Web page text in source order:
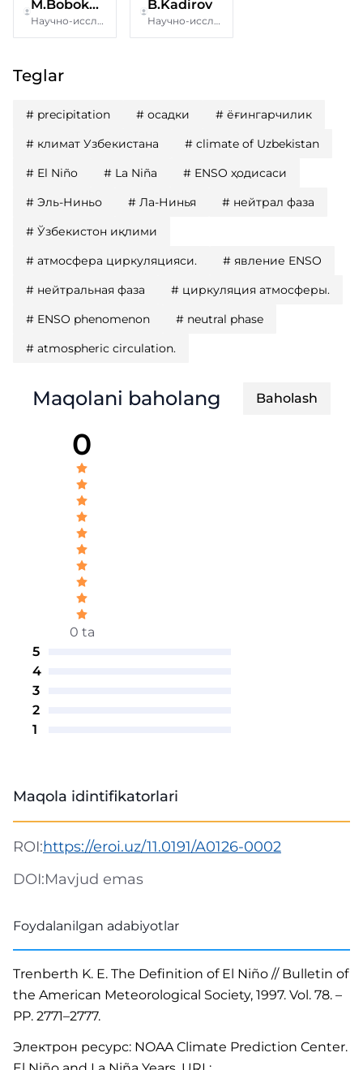
M.Bobokhonova
Научно-исследовательский гидрометеорологический институт
B.Kadirov
Научно-исследовательский гидрометеорологический институт
Teglar
# precipitation # осадки # ёғингарчилик
# климат Узбекистана # climate of Uzbekistan
# El Niño # La Niña # ENSO ҳодисаси
# Эль-Ниньо # Ла-Нинья # нейтрал фаза
# Ўзбекистон иқлими
# атмосфера циркуляцияси. # явление ENSO
# нейтральная фаза # циркуляция атмосферы.
# ENSO phenomenon # neutral phase
# atmospheric circulation.
Maqolani baholang Baholash
0
0 ta
5
4
3
2
1
Maqola idintifikatorlari
ROI:https://eroi.uz/11.0191/A0126-0002
DOI:Mavjud emas
Foydalanilgan adabiyotlar
Trenberth K. E. The Definition of El Niño // Bulletin of
the American Meteorological Society, 1997. Vol. 78. –
PP. 2771–2777.
Электрон ресурс: NOAA Climate Prediction Center.